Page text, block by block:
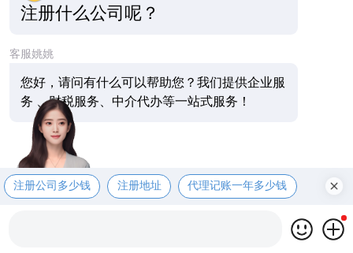
注册什么公司呢？
客服姚姚
您好，请问有什么可以帮助您？我们提供企业服
务 、财税服务、中介代办等一站式服务！
注册公司多少钱 注册地址 代理记账一年多少钱